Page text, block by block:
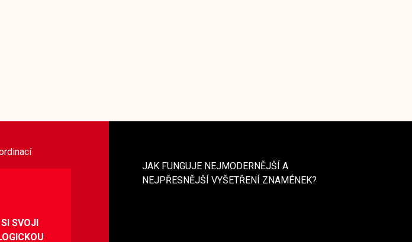
SVOJI
JAK FUNGUJE NEJMODERNĚJŠÍ A
NEJPŘESNĚJŠÍ VYŠETŘENÍ ZNAMÉNEK?